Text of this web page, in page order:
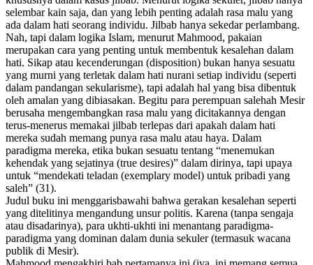
selembar kain saja, dan yang lebih penting adalah rasa malu yang
ada dalam hati seorang individu. Jilbab hanya sekedar perlambang.
Nah, tapi dalam logika Islam, menurut Mahmood, pakaian
merupakan cara yang penting untuk membentuk kesalehan dalam
hati. Sikap atau kecenderungan (disposition) bukan hanya sesuatu
yang murni yang terletak dalam hati nurani setiap individu (seperti
dalam pandangan sekularisme), tapi adalah hal yang bisa dibentuk
oleh amalan yang dibiasakan. Begitu para perempuan salehah Mesir
berusaha mengembangkan rasa malu yang dicitakannya dengan
terus-menerus memakai jilbab terlepas dari apakah dalam hati
mereka sudah memang punya rasa malu atau haya. Dalam
paradigma mereka, etika bukan sesuatu tentang “menemukan
kehendak yang sejatinya (true desires)” dalam dirinya, tapi upaya
untuk “mendekati teladan (exemplary model) untuk pribadi yang
saleh” (31).
Judul buku ini menggarisbawahi bahwa gerakan kesalehan seperti
yang ditelitinya mengandung unsurpolitis. Karena (tanpa sengaja
atau disadarinya), para ukhti-ukhti ini menantang paradigma-
paradigma yang dominan dalam dunia sekuler (termasuk wacana
publik di Mesir).